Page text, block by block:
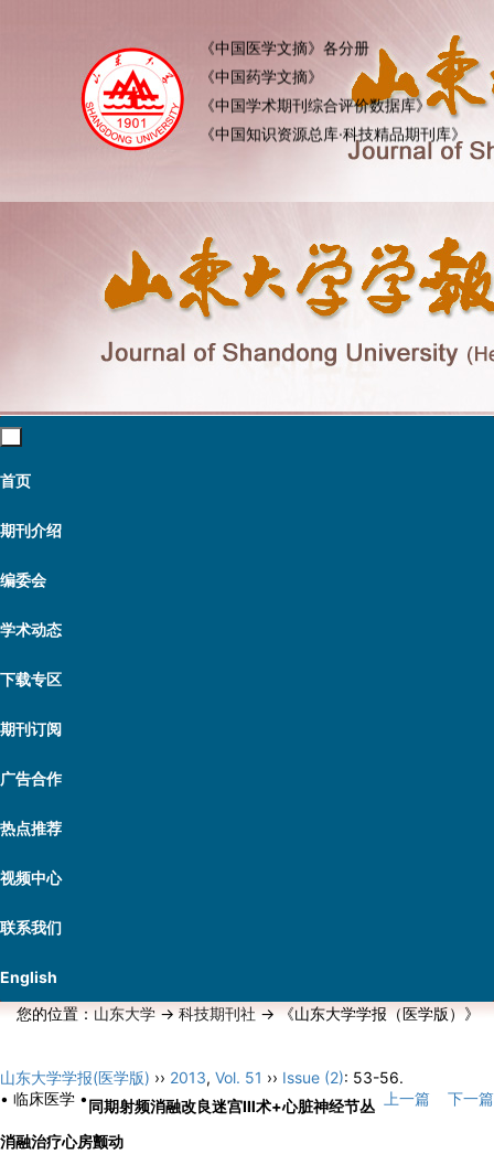
《中国药学文摘》
《中国学术期刊综合评价数据库》
《中国知识资源总库·科技精品期刊库》
Toggle
首页
期刊介绍
编委会
学术动态
下载专区
期刊订阅
广告合作
热点推荐
视频中心
联系我们
English
您的位置：山东大学->科技期刊社-> 《山东大学学报（医学版）》
山东大学学报(医学版) ›› 2013, Vol. 51 ›› Issue (2): 53-56.
• 临床医学 •
上一篇 下一篇
同期射频消融改良迷宫Ⅲ术+心脏神经节丛
消融治疗心房颤动